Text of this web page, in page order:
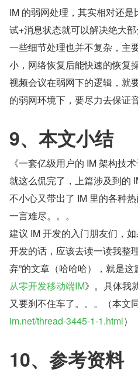
IM 的弱网处理，其实相对还
试+消息状态就可以解决绝大部
一些细节处理也并不复杂，主
小，网络恢复后能快速的恢复操
视频会议在弱网下的逻辑，就
的弱网环境下，要尽力去保证
9、本文小结
《一套亿级用户的 IM 架构技
就这么侃完了，上篇涉及到的
不小心又带出了 IM 里的各种
一言难尽。。。
建议 IM 开发的入门朋友们，
开发的话，应该去读一读我整
弃”的文章（哈哈哈），就是这
从零开发移动端IM》。具体我
又要刹不住车了。。。（本文
im.net/thread-3445-1-1.html）
10、参考资料